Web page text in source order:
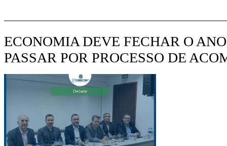
ECONOMIA DEVE FECHAR O
PASSAR POR PROCESSO DE